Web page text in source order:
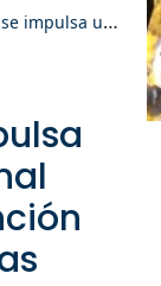
frenar la extinción de las ranas andinas